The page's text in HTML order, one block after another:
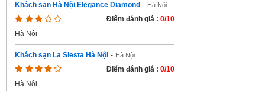
Khách sạn Hà Nội Elegance Diamond - Hà Nội
Điểm đánh giá : 0/10
Hà Nội
Khách sạn La Siesta Hà Nội - Hà Nội
Điểm đánh giá : 0/10
Hà Nội